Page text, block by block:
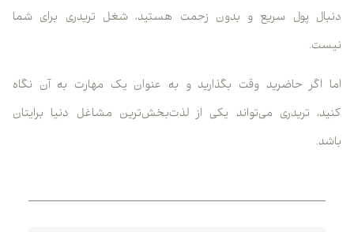
دنبال پول سریع و بدون زحمت هستید، شغل تریدری برای شما
نیست.
اما اگر حاضرید وقت بگذارید و به عنوان یک مهارت به آن نگاه
کنید، تریدری می‌تواند یکی از لذت‌بخش‌ترین مشاغل دنیا برایتان
باشد.